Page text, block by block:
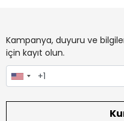
Kampanya, duyuru ve
için kayıt olun.